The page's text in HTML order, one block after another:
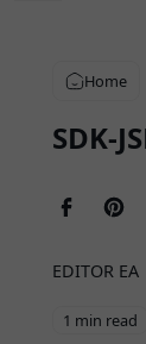
Home
SDK-
EDITOR EA
1 min read